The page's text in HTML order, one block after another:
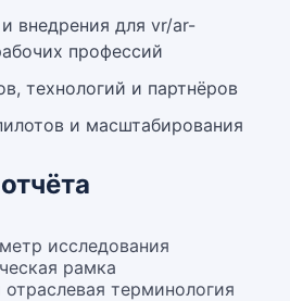
внедрения для vr/ar-
профессий
технологий и партнёров
и масштабирования
исследования
рамка
терминология